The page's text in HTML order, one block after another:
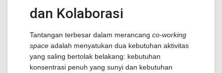
dan Kolaborasi
Tantangan terbesar dalam merancang co-working
space adalah menyatukan dua kebutuhan aktivitas
yang saling bertolak belakang: kebutuhan
konsentrasi penuh yang sunyi dan kebutuhan